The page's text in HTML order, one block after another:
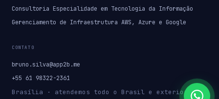
Consultoria Especialidade em Tecnologia da Informação
Gerenciamento de Infraestrutura AWS, Azure e Google
CONTATO
bruno.silva@app2b.me
+55 61 98322-2361
Brasília · atendemos todo o Brasil e exterior